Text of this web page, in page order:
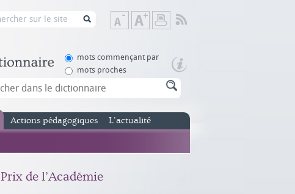
Diminuer
la
de
Augmenter
la
de
mots commençant par
mots proches
Actions pédagogiques L’actualité
Prix de l’Académie